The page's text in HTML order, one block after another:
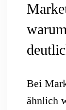
Bei
ähnlich